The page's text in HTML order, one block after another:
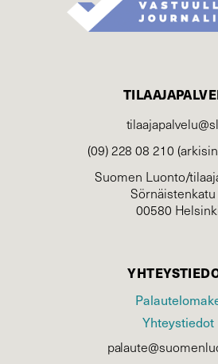
(09) 228 08 210
Suomen Luonto/
Sörnäistenkatu
00580
Yhteystiedot